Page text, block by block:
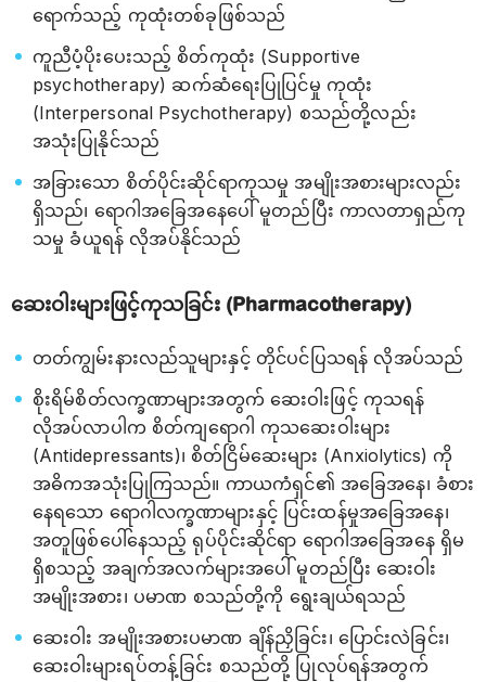
ရောက်သည့် ကုထုံးတစ်ခုဖြစ်သည်
ကူညီပံ့ပိုးပေးသည့် စိတ်ကုထုံး (Supportive
psychotherapy) ဆက်ဆံရေးပြုပြင်မှု ကုထုံး
(Interpersonal Psychotherapy) စသည်တို့လည်း
အသုံးပြုနိုင်သည်
အခြားသော စိတ်ပိုင်းဆိုင်ရာကုသမှု အမျိုးအစားများလည်း
ရှိသည်၊ ရောဂါအခြေအနေပေါ် မူတည်ပြီး ကာလတာရှည်ကု
သမှု ခံယူရန် လိုအပ်နိုင်သည်
ဆေးဝါးများဖြင့်ကုသခြင်း (Pharmacotherapy)
တတ်ကျွမ်းနားလည်သူများနှင့် တိုင်ပင်ပြသရန် လိုအပ်သည်
စိုးရိမ်စိတ်လက္ခဏာများအတွက် ဆေးဝါးဖြင့် ကုသရန်
လိုအပ်လာပါက စိတ်ကျရောဂါ ကုသဆေးဝါးများ
(Antidepressants)၊ စိတ်ငြိမ်ဆေးများ (Anxiolytics) ကို
အဓိကအသုံးပြုကြသည်။ ကာယကံရှင်၏ အခြေအနေ၊ ခံစား
နေရသော ရောဂါလက္ခဏာများနှင့် ပြင်းထန်မှုအခြေအနေ၊
အတူဖြစ်ပေါ်နေသည့် ရုပ်ပိုင်းဆိုင်ရာ ရောဂါအခြေအနေ ရှိမ
ရှိစသည့် အချက်အလက်များအပေါ် မူတည်ပြီး ဆေးဝါး
အမျိုးအစား၊ ပမာဏ စသည်တို့ကို ရွေးချယ်ရသည်
ဆေးဝါး အမျိုးအစားပမာဏ ချိန်ညှိခြင်း၊ ပြောင်းလဲခြင်း၊
ဆေးဝါးများရပ်တန့်ခြင်း စသည်တို့ ပြုလုပ်ရန်အတွက်